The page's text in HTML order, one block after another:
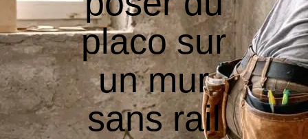
placo sur
un mur
sans rail